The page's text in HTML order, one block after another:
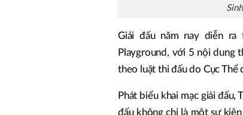
Giải đấu năm nay diễn ra
Playground, với 5 nội
theo luật thi đấu do Cục Thể
Phát biểu khai mạc giải
đấu không chỉ là một sự